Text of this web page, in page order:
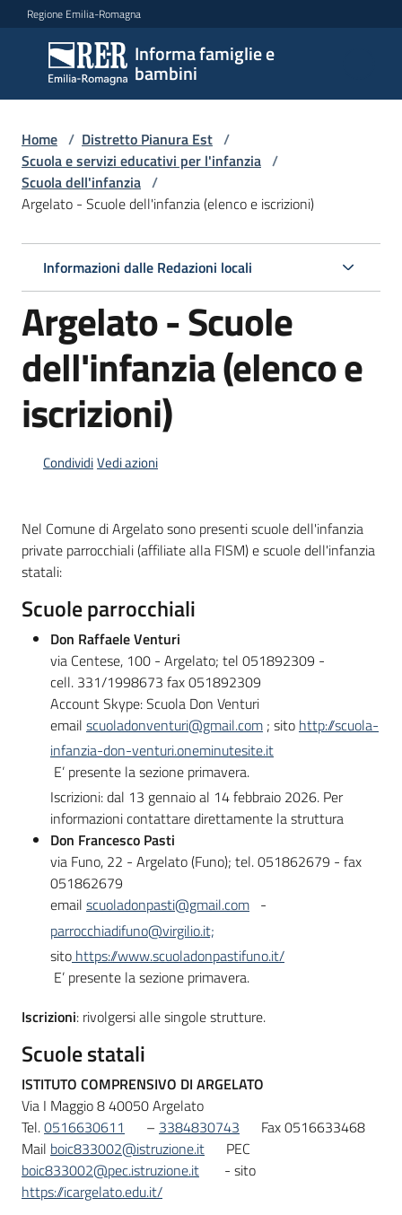
Vai al contenuto
Vai alla navigazione
Vai al footer
Regione Emilia-Romagna
Informa famiglie e
bambini
Informa
famiglie
e
bambini
Argomenti
Servizi
Centri
per
le
Informazioni
Newsletter
Home / Distretto Pianura Est /
Scuola e servizi educativi per l'infanzia /
Scuola dell'infanzia /
Argelato - Scuole dell'infanzia (elenco e iscrizioni)
Informazioni dalle Redazioni locali
Argelato - Scuole
dell'infanzia (elenco e
iscrizioni)
CondividiVedi azioni
Nel Comune di Argelato sono presenti scuole dell'infanzia
private parrocchiali (affiliate alla FISM) e scuole dell'infanzia
statali:
Scuole parrocchiali
Don Raffaele Venturi
via Centese, 100 - Argelato; tel 051892309 -
cell. 331/1998673 fax 051892309
Account Skype: Scuola Don Venturi
email scuoladonventuri@gmail.com ; sito http://scuola-
infanzia-don-venturi.oneminutesite.it
E’ presente la sezione primavera.
Iscrizioni: dal 13 gennaio al 14 febbraio 2026. Per
informazioni contattare direttamente la struttura
Don Francesco Pasti
via Funo, 22 - Argelato (Funo); tel. 051862679 - fax
051862679
email scuoladonpasti@gmail.com -
parrocchiadifuno@virgilio.it;
sito https://www.scuoladonpastifuno.it/
E’ presente la sezione primavera.
Iscrizioni: rivolgersi alle singole strutture.
Scuole statali
ISTITUTO COMPRENSIVO DI ARGELATO
Via I Maggio 8 40050 Argelato
Tel.0516630611 – 3384830743
Fax 0516633468
Mail boic833002@istruzione.it
PEC
boic833002@pec.istruzione.it
- sito
https://icargelato.edu.it/